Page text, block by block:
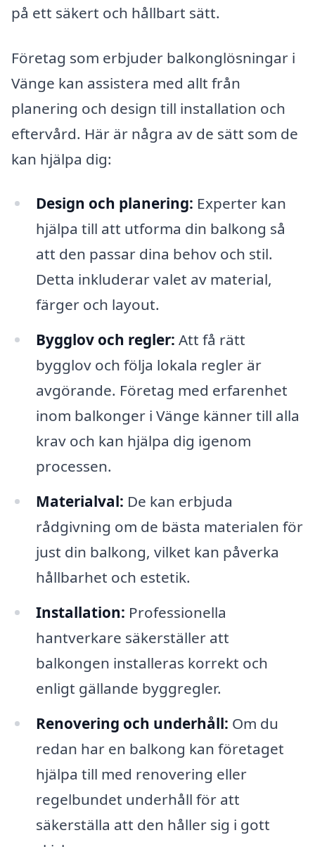
på ett säkert och hållbart sätt.
Företag som erbjuder balkonglösningar i
Vänge kan assistera med allt från
planering och design till installation och
eftervård. Här är några av de sätt som de
kan hjälpa dig:
Design och planering: Experter kan
hjälpa till att utforma din balkong så
att den passar dina behov och stil.
Detta inkluderar valet av material,
färger och layout.
Bygglov och regler: Att få rätt
bygglov och följa lokala regler är
avgörande. Företag med erfarenhet
inom balkonger i Vänge känner till alla
krav och kan hjälpa dig igenom
processen.
Materialval: De kan erbjuda
rådgivning om de bästa materialen för
just din balkong, vilket kan påverka
hållbarhet och estetik.
Installation: Professionella
hantverkare säkerställer att
balkongen installeras korrekt och
enligt gällande byggregler.
Renovering och underhåll: Om du
redan har en balkong kan företaget
hjälpa till med renovering eller
regelbundet underhåll för att
säkerställa att den håller sig i gott